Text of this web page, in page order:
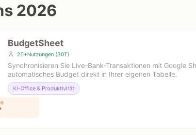
2026
BudgetSheet
20+Nutzungen (30T)
Synchronisieren Sie Live-Bank-Transaktionen mit Google
automatisches Budget direkt in Ihrer eigenen Tabelle.
KI-Office & Produktivität